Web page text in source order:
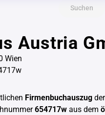
Suchen
Austria
Wien
Firmenbuchauszug
654717w aus dem